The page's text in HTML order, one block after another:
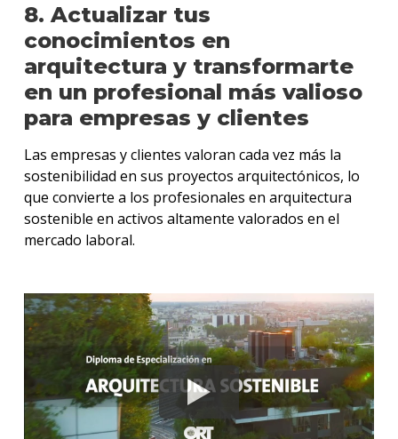
8. Actualizar tus
conocimientos en
arquitectura y transformarte
en un profesional más valioso
para empresas y clientes
Las empresas y clientes valoran cada vez más la
sostenibilidad en sus proyectos arquitectónicos, lo
que convierte a los profesionales en arquitectura
sostenible en activos altamente valorados en el
mercado laboral.